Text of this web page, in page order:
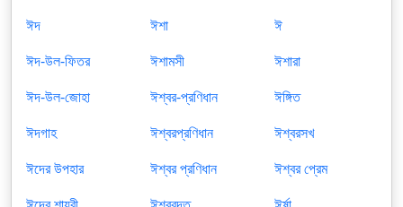
ঈদ
ঈদ-উল-ফিতর
ঈদ-উল-জোহা
ঈদগাহ
ঈদের উপহার
ঈশা
ঈশামসী
ঈশ্বর-প্রণিধান
ঈশ্বরপ্রণিধান
ঈশ্বর প্রণিধান
ঈ
ঈশারা
ঈঙ্গিত
ঈশ্বরসখ
ঈশ্বর প্রেম